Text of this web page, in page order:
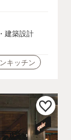
建築設計
キッチン